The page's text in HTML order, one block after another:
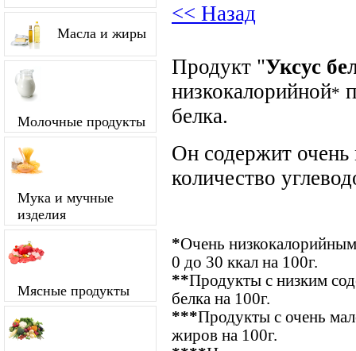
Масла и жиры
Молочные продукты
Мука и мучные
изделия
Мясные продукты
<< Назад
Продукт "Уксус
низкокалорийной*
белка.
Он содержит очень
количество
*Очень
0 до 30 ккал на 100г.
**Продукты с низким
белка на 100г.
***Продукты с очень
жиров на 100г.